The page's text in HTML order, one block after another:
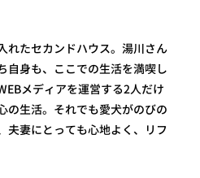
れたセカンドハウス。湯川さん
自身も、ここでの生活を満喫し
メディアを運営する2人だけ
の生活。それでも愛犬がのびの
夫妻にとっても心地よく、リフ